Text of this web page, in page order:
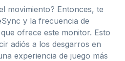
movimiento? Entonces, te
y la frecuencia de
ofrece este monitor. Esto
adiós a los desgarros en
experiencia de juego más